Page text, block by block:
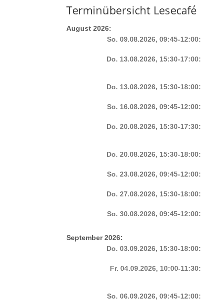
Terminübersicht Lesecafé
August 2026:
So. 09.08.2026, 09:45-12:00:
Do. 13.08.2026, 15:30-17:00:
Do. 13.08.2026, 15:30-18:00:
So. 16.08.2026, 09:45-12:00:
Do. 20.08.2026, 15:30-17:30:
Do. 20.08.2026, 15:30-18:00:
So. 23.08.2026, 09:45-12:00:
Do. 27.08.2026, 15:30-18:00:
So. 30.08.2026, 09:45-12:00:
September 2026:
Do. 03.09.2026, 15:30-18:00:
Fr. 04.09.2026, 10:00-11:30:
So. 06.09.2026, 09:45-12:00: